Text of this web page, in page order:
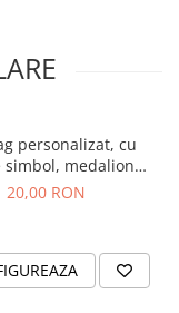
personalizat, cu
simbol, medalion
animale de
20,00 RON